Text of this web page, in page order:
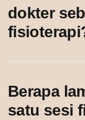
dokter
Berapa
satu sesi